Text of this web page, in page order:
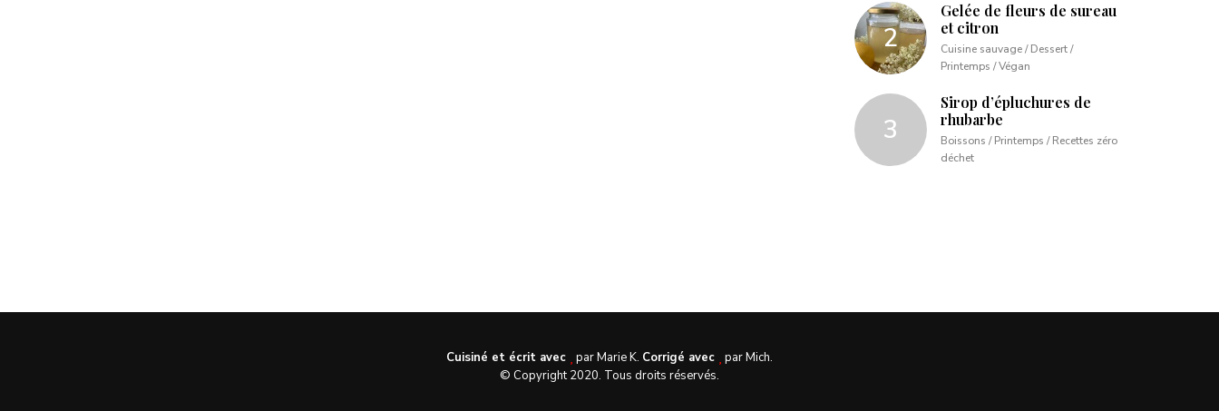
Gelée de fleurs de sureau
et citron
Cuisine sauvage / Dessert /
Printemps / Végan
Sirop d’épluchures de
rhubarbe
Boissons / Printemps / Recettes zéro
déchet
Cuisiné et écrit avec par Marie K. Corrigé avec
par Mich.
© Copyright 2020. Tous droits réservés.